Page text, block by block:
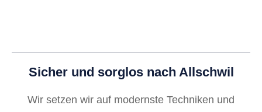
Sicher und sorglos nach Allschwil
Wir setzen wir auf modernste Techniken und